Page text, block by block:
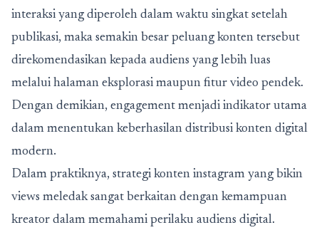
interaksi yang diperoleh dalam waktu singkat setelah
publikasi, maka semakin besar peluang konten tersebut
direkomendasikan kepada audiens yang lebih luas
melalui halaman eksplorasi maupun fitur video pendek.
Dengan demikian, engagement menjadi indikator utama
dalam menentukan keberhasilan distribusi konten digital
modern.
Dalam praktiknya, strategi konten instagram yang bikin
views meledak sangat berkaitan dengan kemampuan
kreator dalam memahami perilaku audiens digital.